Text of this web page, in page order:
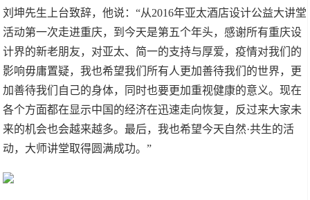
刘坤先生上台致辞，他说：“从2016年亚太酒店设计公益大讲堂
活动第一次走进重庆，到今天是第五个年头，感谢所有重庆设
计界的新老朋友，对亚太、简一的支持与厚爱，疫情对我们的
影响毋庸置疑，我也希望我们所有人更加善待我们的世界，更
加善待我们自己的身体，同时也要更加重视健康的意义。现在
各个方面都在显示中国的经济在迅速走向恢复，反过来大家未
来的机会也会越来越多。最后，我也希望今天自然·共生的活
动，大师讲堂取得圆满成功。”